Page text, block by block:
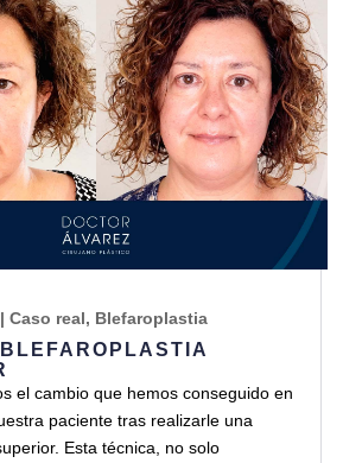
Caso real, Blefaroplastia
el cambio que hemos conseguido en
paciente tras realizarle una
Esta técnica, no solo